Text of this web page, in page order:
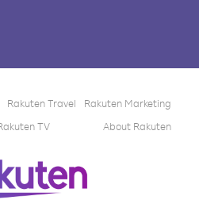
Rakuten Travel
Rakuten Marketing
TV About Rakuten